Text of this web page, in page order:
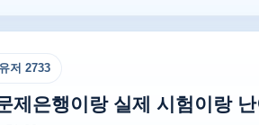
저 2733
제은행이랑 실제 시험이랑